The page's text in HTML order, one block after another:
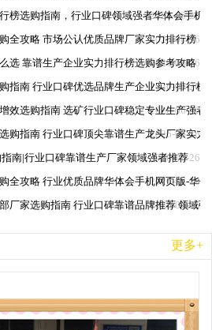
2026-06-26
榜选购指南，行业口碑领域强者华体会手机
2026-06-26
全攻略 市场公认优质品牌厂家实力排行榜
2026-06-26
选 靠谱生产企业实力排行榜选购参考攻略
2026-06-26
指南 行业口碑优选品牌生产企业实力排行榜
2026-06-26
效选购指南 选矿行业口碑稳定专业生产强者
2026-06-26
购指南 行业口碑顶尖靠谱生产龙头厂家实力
2026-06-26
南|行业口碑靠谱生产厂家领域强者推荐
2026-06-26
全攻略 行业优质品牌华体会手机网页版-华
2026-06-26
厂家选购指南 行业口碑靠谱品牌推荐 领域
更多+